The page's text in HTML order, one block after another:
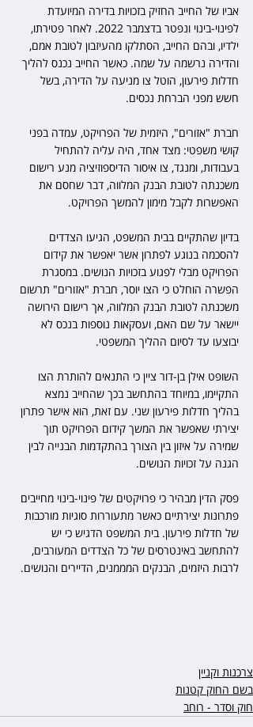
אביו של החייב החזיק בזכויות בדירה המיועדת
לפינוי-בינוי ונפטר בדצמבר 2022. לאחר פטירתו,
ילדיו, ובהם החייב, הסתלקו מהעיזבון לטובת אמם,
והדירה נרשמה על שמה. כאשר החייב נכנס להליך
חדלות פירעון, הוטל צו מניעה על הדירה, בשל
חשש מפני הברחת נכסים.
חברת "אזורים", היזמית של הפרויקט, עמדה בפני
קושי משפטי: מצד אחד, היה עליה להתחיל
בעבודות, ומנגד, צו איסור הדיספוזיציה מנע רישום
משכנתה לטובת הבנק המלווה, דבר שחסם את
האפשרות לקבל מימון להמשך הפרויקט.
בדיון שהתקיים בבית המשפט, הגיעו הצדדים
להסכמה בנוגע לפתרון אשר יאפשר את קידום
הפרויקט מבלי לפגוע בזכויות הנושים. במסגרת
הפשרה הוחלט כי הצו יוסר, חברת "אזורים" תרשום
משכנתה לטובת הבנק המלווה, אך רישום הירושה
יישאר על שם האם, ועסקאות נוספות בנכס לא
יבוצעו עד לסיום ההליך המשפטי.
השופט אילן בן-דור ציין כי התנאים להותרת הצו
התקיימו, במיוחד בהתחשב בכך שהחייב נמצא
בהליך חדלות פירעון שני. עם זאת, הוא אישר פתרון
יצירתי שאפשר את המשך קידום הפרויקט תוך
שמירה על איזון בין הצורך בהתקדמות הבנייה לבין
הגנה על זכויות הנושים.
פסק הדין מבהיר כי פרויקטים של פינוי-בינוי מחייבים
פתרונות יצירתיים כאשר מתעוררות סוגיות מורכבות
של חדלות פירעון. בית המשפט הדגיש כי יש
להתחשב באינטרסים של כל הצדדים המעורבים,
לרבות היזמים, הבנקים המממנים, הדיירים והנושים.
צרכנות וקניין
בשם החוק קטנות
חוק וסדר - רוחב